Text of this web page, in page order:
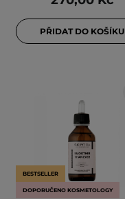
PŘIDAT DO KOŠÍKU
BESTSELLER
DOPORUČENO KOSMETOLOGY